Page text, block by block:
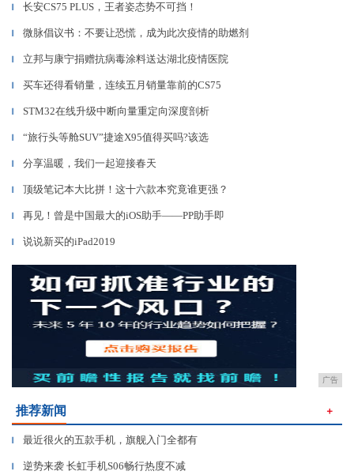
▎ 长安CS75 PLUS，王者姿态势不可挡！
▎ 微脉倡议书：不要让恐慌，成为此次疫情的助燃剂
▎ 立邦与康宁捐赠抗病毒涂料送达湖北疫情医院
▎ 买车还得看销量，连续五月销量靠前的CS75
▎ STM32在线升级中断向量重定向深度剖析
▎ “旅行头等舱SUV”捷途X95值得买吗?该选
▎ 分享温暖，我们一起迎接春天
▎ 顶级笔记本大比拼！这十六款本究竟谁更强？
▎ 再见！曾是中国最大的iOS助手——PP助手即
▎ 说说新买的iPad2019
广告
推荐新闻 ＋
▎ 最近很火的五款手机，旗舰入门全都有
▎ 逆势来袭 长虹手机S06畅行热度不减